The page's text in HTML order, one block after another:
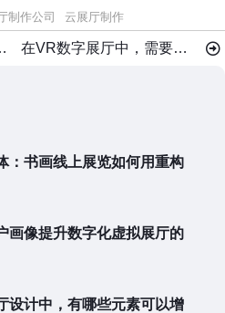
制作公司 云展厅制作
生哪些影响？ 在VR数字展厅中，需要避免的常见错误有哪些？
：书画线上展览如何用重构
画像提升数字化虚拟展厅的
设计中，有哪些元素可以增